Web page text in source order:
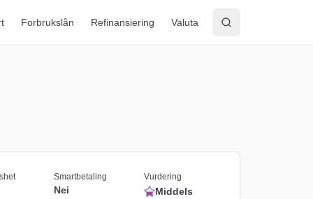
Forbrukslån Refinansiering Valuta
Smartbetaling
Nei
Vurdering
Middels